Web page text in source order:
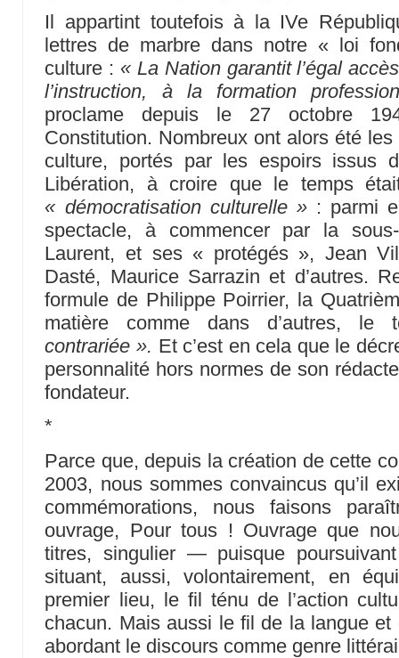
Il appartint toutefois à la IVe
lettres de marbre dans notre « loi
culture : « La Nation garantit l’égal
l’instruction, à la formation
proclame depuis le 27 octobre
Constitution. Nombreux ont alors été
culture, portés par les espoirs issus
Libération, à croire que le temps
« démocratisation culturelle »: parmi
spectacle, à commencer par la sous-
Laurent, et ses « protégés », Jean
Dasté, Maurice Sarrazin et d’autres.
formule de Philippe Poirrier, la
matière comme dans d’autres,
contrariée ». Et c’est en cela que le
personnalité hors normes de son
fondateur.
*
Parce que, depuis la création de cette
2003, nous sommes convaincus qu’il
commémorations, nous faisons
ouvrage, Pour tous ! Ouvrage que
titres, singulier — puisque
situant, aussi, volontairement, en
premier lieu, le fil ténu de l’action
chacun. Mais aussi le fil de la langue
abordant le discours comme genre